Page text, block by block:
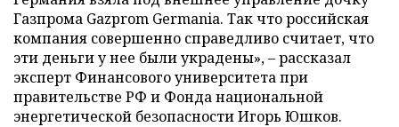
Газпрома Gazprom Germania. Так что российская
компания совершенно справедливо считает, что
эти деньги у нее были украдены», – рассказал
эксперт Финансового университета при
правительстве РФ и Фонда национальной
энергетической безопасности Игорь Юшков.